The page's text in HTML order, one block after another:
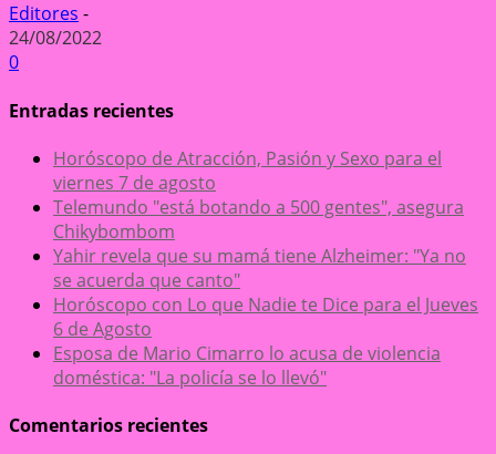
Editores -
24/08/2022
0
Entradas recientes
Horóscopo de Atracción, Pasión y Sexo para el
viernes 7 de agosto
Telemundo "está botando a 500 gentes", asegura
Chikybombom
Yahir revela que su mamá tiene Alzheimer: "Ya no
se acuerda que canto"
Horóscopo con Lo que Nadie te Dice para el Jueves
6 de Agosto
Esposa de Mario Cimarro lo acusa de violencia
doméstica: "La policía se lo llevó"
Comentarios recientes